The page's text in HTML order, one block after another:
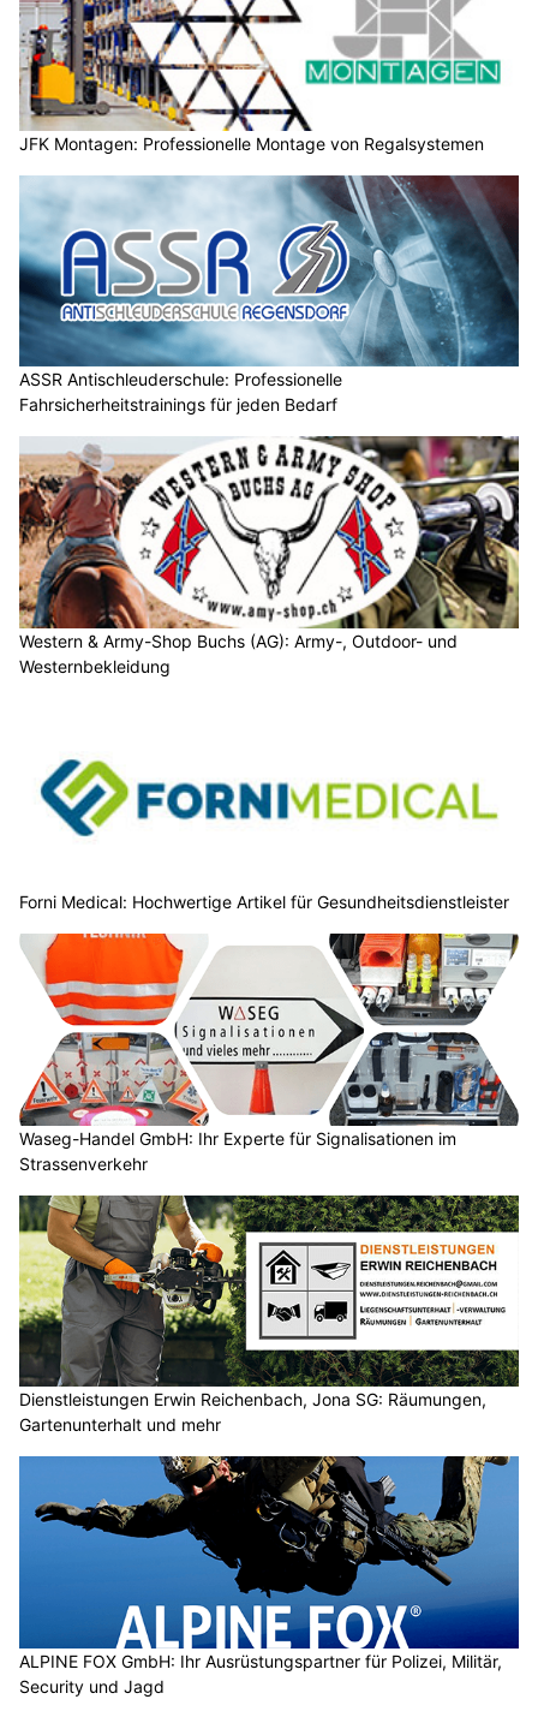
JFK Montagen: Professionelle Montage von Regalsystemen
ASSR Antischleuderschule: Professionelle
Fahrsicherheitstrainings für jeden Bedarf
Western & Army-Shop Buchs (AG): Army-, Outdoor- und
Westernbekleidung
Forni Medical: Hochwertige Artikel für Gesundheitsdienstleister
Waseg-Handel GmbH: Ihr Experte für Signalisationen im
Strassenverkehr
Dienstleistungen Erwin Reichenbach, Jona SG: Räumungen,
Gartenunterhalt und mehr
ALPINE FOX GmbH: Ihr Ausrüstungspartner für Polizei, Militär,
Security und Jagd